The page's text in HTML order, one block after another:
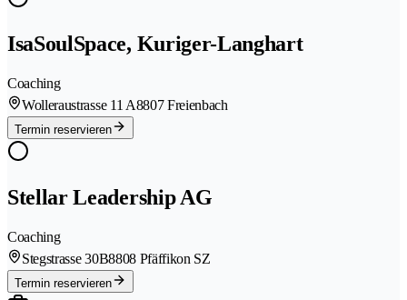
IsaSoulSpace, Kuriger-Langhart
Coaching
Wolleraustrasse 11 A8807 Freienbach
Termin reservieren
Stellar Leadership AG
Coaching
Stegstrasse 30B8808 Pfäffikon SZ
Termin reservieren